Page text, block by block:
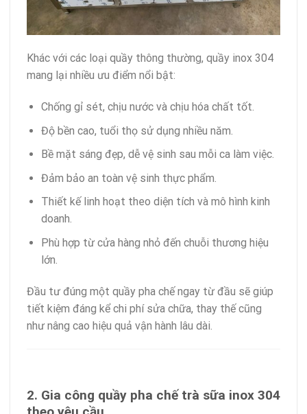
Khác với các loại quầy thông thường, quầy inox 304
mang lại nhiều ưu điểm nổi bật:
Chống gỉ sét, chịu nước và chịu hóa chất tốt.
Độ bền cao, tuổi thọ sử dụng nhiều năm.
Bề mặt sáng đẹp, dễ vệ sinh sau mỗi ca làm việc.
Đảm bảo an toàn vệ sinh thực phẩm.
Thiết kế linh hoạt theo diện tích và mô hình kinh
doanh.
Phù hợp từ cửa hàng nhỏ đến chuỗi thương hiệu
lớn.
Đầu tư đúng một quầy pha chế ngay từ đầu sẽ giúp
tiết kiệm đáng kể chi phí sửa chữa, thay thế cũng
như nâng cao hiệu quả vận hành lâu dài.
2. Gia công quầy pha chế trà sữa inox 304